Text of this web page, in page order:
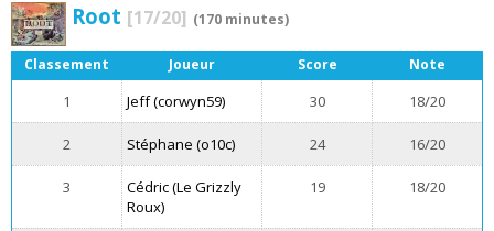
Root [17/20] (170 minutes)
Classement Joueur Score Note
1 Jeff (corwyn59) 30 18/20
2 Stéphane (o10c) 24 16/20
3
Cédric (Le Grizzly
Roux)
19 18/20